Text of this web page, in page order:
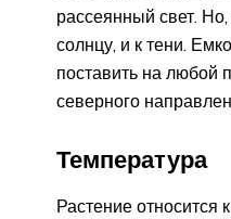
рассеянный свет.
солнцу, и к тени.
поставить на любой
северного
Температура
Растение относится